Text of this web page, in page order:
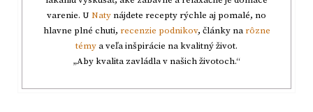
varenie. U Naty nájdete recepty rýchle aj pomalé, no
hlavne plné chuti, recenzie podnikov, články na rôzne
témya veľa inšpirácie na kvalitný život.
„Aby kvalita zavládla v našich životoch.“